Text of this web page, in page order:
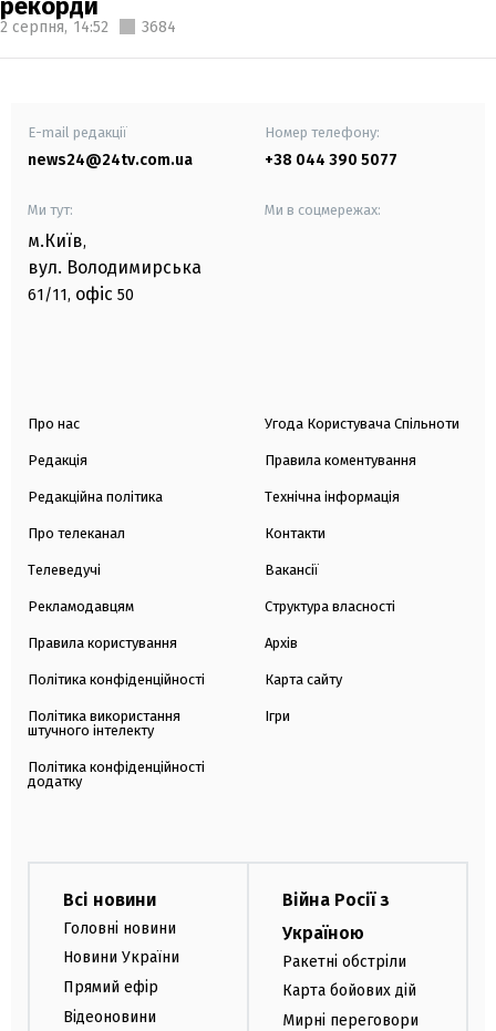
2 серпня, 14:52 3684
E-mail редакції
news24@24tv.com.ua
Номер телефону:
+38 044 390 5077
Ми тут:
м.Київ,
вул. Володимирська
61/11, офіс 50
Ми в соцмережах:
Про нас
Редакція
Редакційна політика
Про телеканал
Телеведучі
Рекламодавцям
Правила користування
Політика конфіденційності
Політика використання
штучного інтелекту
Політика конфіденційності
додатку
Угода Користувача Спільноти
Правила коментування
Технічна інформація
Контакти
Вакансії
Структура власності
Архів
Карта сайту
Ігри
Всі новини
Головні новини
Новини України
Прямий ефір
Відеоновини
Війна Росії з
Україною
Ракетні обстріли
Карта бойових дій
Мирні переговори